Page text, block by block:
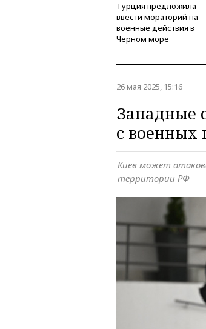
Турция предложила
ввести мораторий на
военные действия в
Черном море
26 мая 2025, 15:16
Западные
с военных
Киев может
территории РФ